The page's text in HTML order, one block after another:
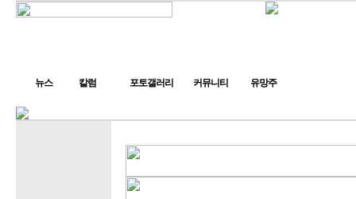
뉴스 칼럼 포토갤러리 커뮤니티 유망주